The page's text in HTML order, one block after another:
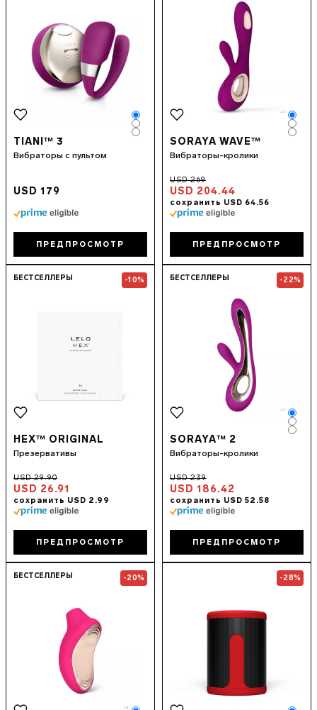
TIANI™ 3
Вибраторы с пультом
USD 179
Color
Color
Color
ПРЕДПРОСМОТР
SORAYA WAVE™
Вибраторы-кролики
USD 204.44
ПРЕДПРОСМОТР
Go to theHEX™ Originalpage
БЕСТСЕЛЛЕРЫ -10%
HEX™ ORIGINAL
Презервативы
USD 26.91
ПРЕДПРОСМОТР
Go to the
БЕСТСЕЛЛЕРЫ -22%
SORAYA™ 2
Вибраторы-кролики
USD 186.42
ПРЕДПРОСМОТР
Go to theSONA™ 2 Cruise
БЕСТСЕЛЛЕРЫ -20% Go to the-28%